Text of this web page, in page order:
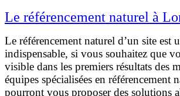
Le référencement naturel à
Le référencement naturel d’un site est
indispensable, si vous souhaitez que
visible dans les premiers résultats des
équipes spécialisées en référencement
pourront vous proposer des solutions